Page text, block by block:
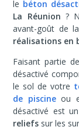
le béton
La Réunion ?
avant-goût de la
réalisations en
Faisant partie
désactivé
le sol de votre
de piscineou
désactivé est
reliefs sur les